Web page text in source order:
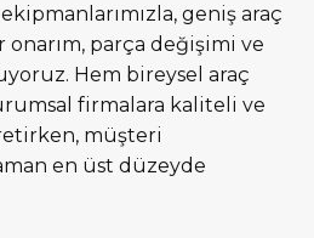
geniş araç
parça değişimi ve
Hem bireysel araç
firmalara kaliteli ve
müşteri
en üst düzeyde